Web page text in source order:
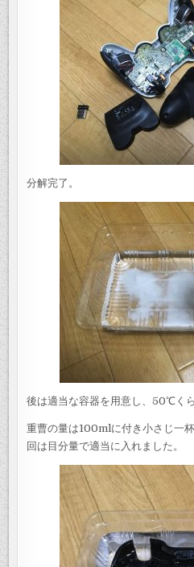
分解完了。
後は適当な容器を用意し、50℃く
重曹の量は100mlに付き小さじ一
回は目分量で適当に入れました。